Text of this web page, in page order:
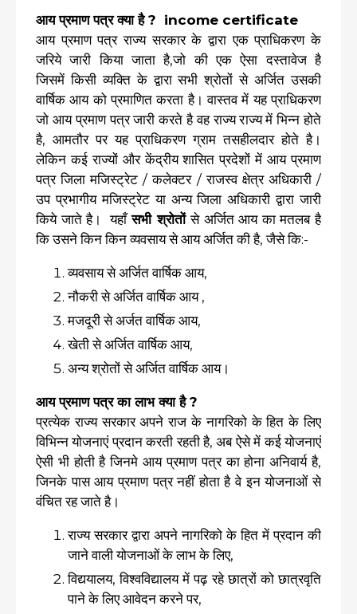
आय प्रमाण पत्र क्या है ? income certificate
आय प्रमाण पत्र राज्य सरकार के द्वारा एक प्राधिकरण के
जरिये जारी किया जाता है,जो की एक ऐसा दस्तावेज है
जिसमें किसी व्यक्ति के द्वारा सभी श्रोतों से अर्जित उसकी
वार्षिक आय को प्रमाणित करता है। वास्तव में यह प्राधिकरण
जो आय प्रमाण पत्र जारी करते है वह राज्य राज्य में भिन्न होते
है, आमतौर पर यह प्राधिकरण ग्राम तसहीलदार होते है।
लेकिन कई राज्यों और केंद्रीय शासित प्रदेशों में आय प्रमाण
पत्र जिला मजिस्ट्रेट / कलेक्टर / राजस्व क्षेत्र अधिकारी /
उप प्रभागीय मजिस्ट्रेट या अन्य जिला अधिकारी द्वारा जारी
किये जाते है। यहाँसभी श्रोतोंसे अर्जित आय का मतलब है
कि उसने किन किन व्यवसाय से आय अर्जित की है, जैसे कि:-
व्यवसाय से अर्जित वार्षिक आय,
नौकरी से अर्जित वार्षिक आय ,
मजदूरी से अर्जत वार्षिक आय,
खेती से अर्जित वार्षिक आय,
अन्य श्रोतों से अर्जित वार्षिक आय।
आय प्रमाण पत्र का लाभ क्या है ?
प्रत्येक राज्य सरकार अपने राज के नागरिको के हित के लिए
विभिन्न योजनाएं प्रदान करती रहती है, अब ऐसे में कई योजनाएं
ऐसी भी होती है जिनमे आय प्रमाण पत्र का होना अनिवार्य है,
जिनके पास आय प्रमाण पत्र नहीं होता है वे इन योजनाओं से
वंचित रह जाते है।
राज्य सरकार द्वारा अपने नागरिको के हित में प्रदान की
जाने वाली योजनाओं के लाभ के लिए,
विद्ययालय, विश्वविद्यालय में पढ़ रहे छात्रों को छात्रवृति
पाने के लिए आवेदन करने पर,